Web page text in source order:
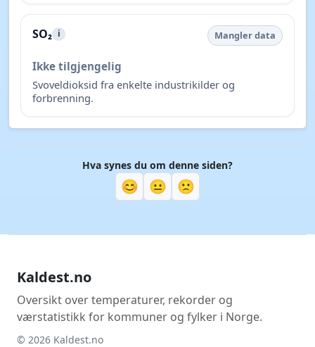
SO₂ i Mangler data
Ikke tilgjengelig
Svoveldioksid fra enkelte industrikilder og
forbrenning.
Hva synes du om denne siden?
😊 😐 🙁
Kaldest.no
Oversikt over temperaturer, rekorder og
værstatistikk for kommuner og fylker i Norge.
© 2026 Kaldest.no